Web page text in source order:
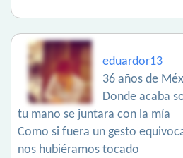
eduardor13
36 años de
Donde acaba
tu mano se juntara con la mía
Como si fuera un gesto
nos hubiéramos tocado